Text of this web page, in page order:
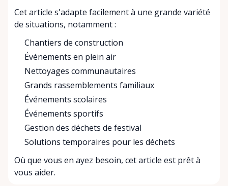
Cet article s'adapte facilement à une grande variété
de situations, notamment :
Chantiers de construction
Événements en plein air
Nettoyages communautaires
Grands rassemblements familiaux
Événements scolaires
Événements sportifs
Gestion des déchets de festival
Solutions temporaires pour les déchets
Où que vous en ayez besoin, cet article est prêt à
vous aider.